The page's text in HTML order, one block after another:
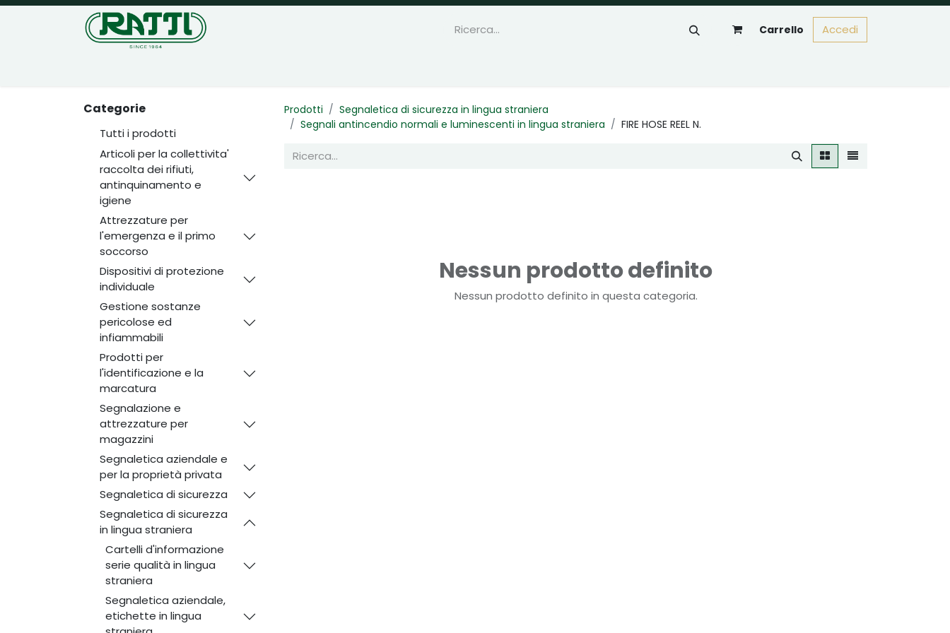
Carrello Accedi
Categorie
Tutti i prodotti
Articoli per la collettivita'
raccolta dei rifiuti,
antinquinamento e
igiene
Attrezzature per
l'emergenza e il primo
soccorso
Dispositivi di protezione
individuale
Gestione sostanze
pericolose ed
infiammabili
Prodotti per
l'identificazione e la
marcatura
Segnalazione e
attrezzature per
magazzini
Segnaletica aziendale e
per la proprietà privata
Segnaletica di sicurezza
Segnaletica di sicurezza
in lingua straniera
Cartelli d'informazione
serie qualità in lingua
straniera
Segnaletica aziendale,
etichette in lingua
Prodotti
Segnaletica di sicurezza in lingua straniera
Segnali antincendio normali e luminescenti in lingua straniera
FIRE HOSE REEL N.
Nessun prodotto definito
Nessun prodotto definito in questa categoria.